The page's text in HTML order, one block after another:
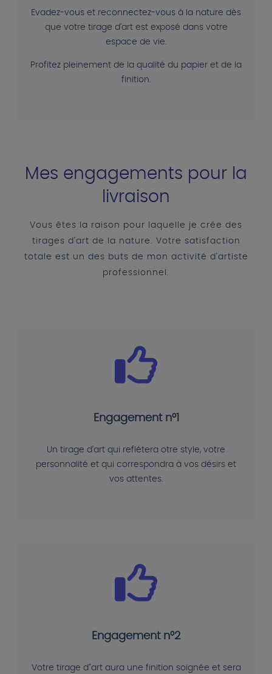
Evadez-vous et reconnectez-vous à la nature dès
que votre tirage d'art est exposé dans votre
espace de vie.
Profitez pleinement de la qualité du papier et de la
finition.
Mes engagements pour la
livraison
Vous êtes la raison pour laquelle je crée des
tirages d'art de la nature. Votre satisfaction
totale est un des buts de mon activité d'artiste
professionnel.
Engagement n°1
Un tirage d'art qui reflétera otre style, votre
personnalité et qui correspondra à vos désirs et
vos attentes.
Engagement n°2
Votre tirage d"art aura une finition soignée et sera